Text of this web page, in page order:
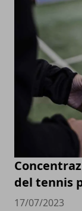
del tennis
17/07/2023